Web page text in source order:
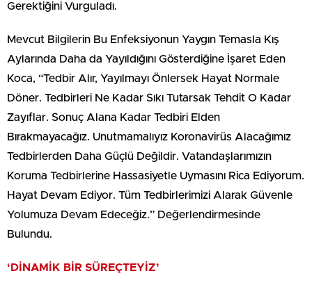
Gerektiğini Vurguladı.
Mevcut Bilgilerin Bu Enfeksiyonun Yaygın Temasla Kış
Aylarında Daha da Yayıldığını Gösterdiğine İşaret Eden
Koca, “Tedbir Alır, Yayılmayı Önlersek Hayat Normale
Döner. Tedbirleri Ne Kadar Sıkı Tutarsak Tehdit O Kadar
Zayıflar. Sonuç Alana Kadar Tedbiri Elden
Bırakmayacağız. Unutmamalıyız Koronavirüs Alacağımız
Tedbirlerden Daha Güçlü Değildir. Vatandaşlarımızın
Koruma Tedbirlerine Hassasiyetle Uymasını Rica Ediyorum.
Hayat Devam Ediyor. Tüm Tedbirlerimizi Alarak Güvenle
Yolumuza Devam Edeceğiz.” Değerlendirmesinde
Bulundu.
‘DİNAMİK BİR SÜREÇTEYİZ’